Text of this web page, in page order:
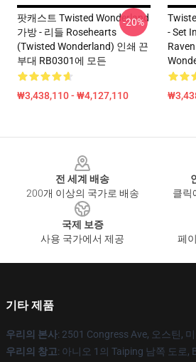
팟캐스트 Twisted Wonderland
가방 - 리들 Rosehearts
(Twisted Wonderland) 인쇄 끈
부대 RB0301에 모든
₩3,438,110 - ₩4,127,110
-20%
- Set
전 세계 배송
200개 이상의 국가로 배송
클릭
국제 보증
사용 국가에서 제공
페
기타 제품
우리의 본사: 2501 Congress Ave, 오스틴,
우리의 창고: 아니오 1의 Taiping 남쪽 도로,